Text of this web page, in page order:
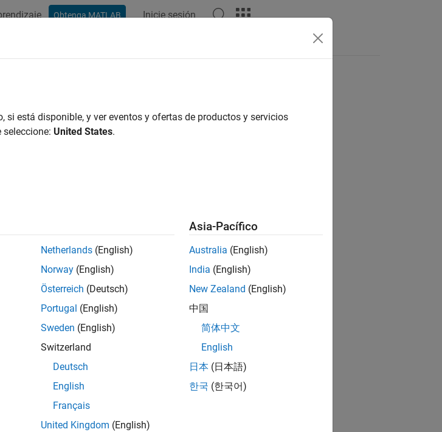
Obtenga MATLAB Inicie sesión
¿Qué tan útil fue esta traducción?
está disponible, y ver eventos y ofertas de productos y servicios
seleccione: United States.
Netherlands (English)
Norway (English)
Österreich (Deutsch)
Portugal (English)
Sweden (English)
Switzerland
Deutsch
English
Français
United Kingdom (English)
Asia-Pacífico
Australia (English)
India (English)
New Zealand (English)
中国
简体中文
English
日本 (日本語)
한국 (한국어)